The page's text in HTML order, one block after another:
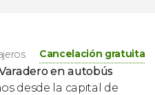
Cancelación gratuita
en autobús
desde la capital de